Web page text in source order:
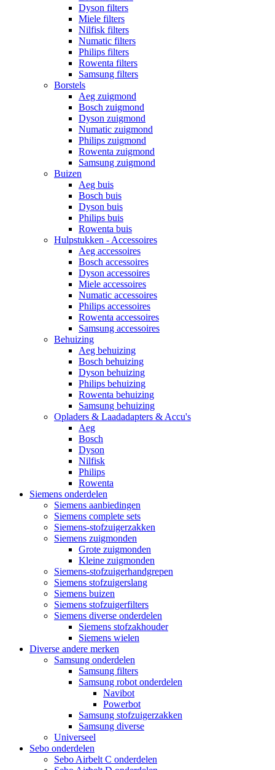
Dyson filters
Miele filters
Nilfisk filters
Numatic filters
Philips filters
Rowenta filters
Samsung filters
Borstels
Aeg zuigmond
Bosch zuigmond
Dyson zuigmond
Numatic zuigmond
Philips zuigmond
Rowenta zuigmond
Samsung zuigmond
Buizen
Aeg buis
Bosch buis
Dyson buis
Philips buis
Rowenta buis
Hulpstukken - Accessoires
Aeg accessoires
Bosch accessoires
Dyson accessoires
Miele accessoires
Numatic accessoires
Philips accessoires
Rowenta accessoires
Samsung accessoires
Behuizing
Aeg behuizing
Bosch behuizing
Dyson behuizing
Philips behuizing
Rowenta behuizing
Samsung behuizing
Opladers & Laadadapters & Accu's
Aeg
Bosch
Dyson
Nilfisk
Philips
Rowenta
Siemens onderdelen
Siemens aanbiedingen
Siemens complete sets
Siemens-stofzuigerzakken
Siemens zuigmonden
Grote zuigmonden
Kleine zuigmonden
Siemens-stofzuigerhandgrepen
Siemens stofzuigerslang
Siemens buizen
Siemens stofzuigerfilters
Siemens diverse onderdelen
Siemens stofzakhouder
Siemens wielen
Diverse andere merken
Samsung onderdelen
Samsung filters
Samsung robot onderdelen
Navibot
Powerbot
Samsung stofzuigerzakken
Samsung diverse
Universeel
Sebo onderdelen
Sebo Airbelt C onderdelen